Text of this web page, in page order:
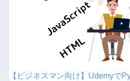
【ビジネスマン向け】Udemyで